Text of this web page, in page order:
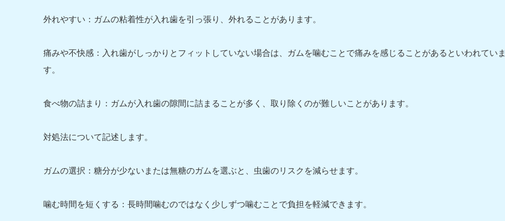
外れやすい：ガムの粘着性が入れ歯を引っ張り、外れることがあります。
痛みや不快感：入れ歯がしっかりとフィットしていない場合は、ガムを噛むことで痛みを感じることがあるといわれていま
す。
食べ物の詰まり：ガムが入れ歯の隙間に詰まることが多く、取り除くのが難しいことがあります。
対処法について記述します。
ガムの選択：糖分が少ないまたは無糖のガムを選ぶと、虫歯のリスクを減らせます。
噛む時間を短くする：長時間噛むのではなく少しずつ噛むことで負担を軽減できます。